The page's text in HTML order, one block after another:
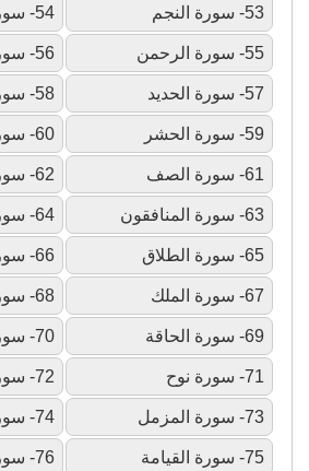
53- سورة النجم 54- سورة القمر
55- سورة الرحمن 56- سورة الواقعة
57- سورة الحديد 58- سورة المجادلة
59- سورة الحشر 60- سورة الممتحنة
61- سورة الصف 62- سورة الجمعة
63- سورة المنافقون 64- سورة التغابن
65- سورة الطلاق 66- سورة التحريم
67- سورة الملك 68- سورة القلم
69- سورة الحاقة 70- سورة المعارج
71- سورة نوح 72- سورة الجن
73- سورة المزمل 74- سورة المدثر
75- سورة القيامة 76- سورة الإنسان